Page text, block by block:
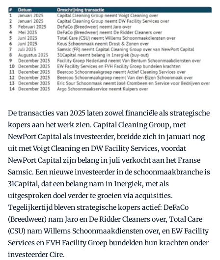
De transacties van 2025 laten zowel financiële als strategische
kopers aan het werk zien. Capital Cleaning Group, met
NewPort Capital als investeerder, breidde zich in januari nog
uit met Voigt Cleaning en DW Facility Services, voordat
NewPort Capital zijn belang in juli verkocht aan het Franse
Samsic. Een nieuwe investeerder in de schoonmaakbranche is
31Capital, dat een belang nam in 1nergiek, met als
uitgesproken doel verder te groeien via acquisities.
Tegelijkertijd bleven strategische kopers actief: DeFaCo
(Breedweer) nam Jaro en De Ridder Cleaners over, Total Care
(CSU) nam Willems Schoonmaakdiensten over, en EW Facility
Services en FVH Facility Groep bundelden hun krachten onder
investeerder Cire.